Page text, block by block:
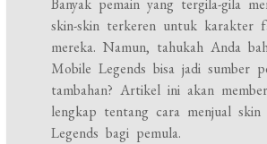
Banyak pemain yang tergila-gila
skin-skin terkeren untuk karakter
mereka. Namun, tahukah Anda
Mobile Legends bisa jadi sumber
tambahan? Artikel ini akan
lengkap tentang cara menjual skin
Legends bagi pemula.